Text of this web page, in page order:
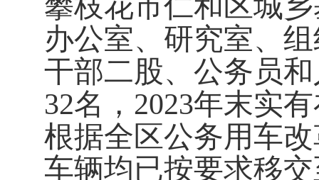
办公室、研究室、
干部二股、公务员
32名， 2023年末实
根据全区公务用车
车辆均已按要求移